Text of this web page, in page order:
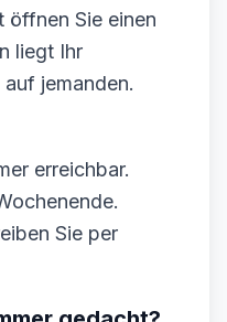
öffnen Sie einen
liegt Ihr
jemanden.
erreichbar.
Sie per